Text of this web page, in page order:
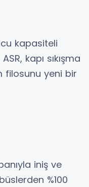
kapasiteli
kapı sıkışma
filosunu yeni bir
iniş ve
%100